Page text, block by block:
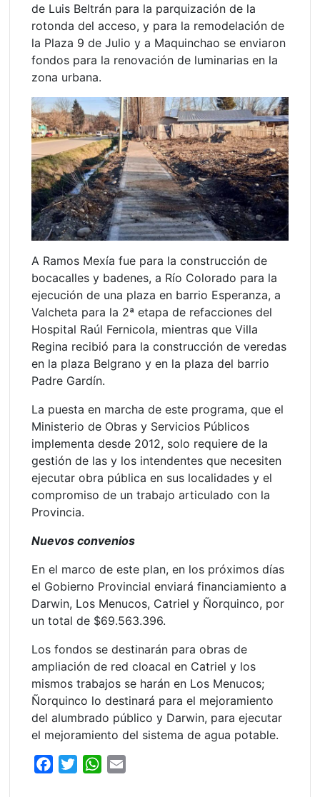
de Luis Beltrán para la parquización de la
rotonda del acceso, y para la remodelación de
la Plaza 9 de Julio y a Maquinchao se enviaron
fondos para la renovación de luminarias en la
zona urbana.
A Ramos Mexía fue para la construcción de
bocacalles y badenes, a Río Colorado para la
ejecución de una plaza en barrio Esperanza, a
Valcheta para la 2ª etapa de refacciones del
Hospital Raúl Fernicola, mientras que Villa
Regina recibió para la construcción de veredas
en la plaza Belgrano y en la plaza del barrio
Padre Gardín.
La puesta en marcha de este programa, que el
Ministerio de Obras y Servicios Públicos
implementa desde 2012, solo requiere de la
gestión de las y los intendentes que necesiten
ejecutar obra pública en sus localidades y el
compromiso de un trabajo articulado con la
Provincia.
Nuevos convenios
En el marco de este plan, en los próximos días
el Gobierno Provincial enviará financiamiento a
Darwin, Los Menucos, Catriel y Ñorquinco, por
un total de $69.563.396.
Los fondos se destinarán para obras de
ampliación de red cloacal en Catriel y los
mismos trabajos se harán en Los Menucos;
Ñorquinco lo destinará para el mejoramiento
del alumbrado público y Darwin, para ejecutar
el mejoramiento del sistema de agua potable.
W